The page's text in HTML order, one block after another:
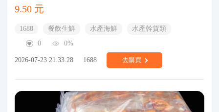
9.50 元
1688 餐飲生鮮 水產海鮮
水產幹貨類
0
0%
2026-07-23 21:33:28 1688 去購買